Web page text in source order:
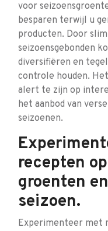
voor
besparen terwijl u
producten. Door
seizoensgebonden
diversifiëren en
controle houden.
alert te zijn op
het aanbod van
seizoenen.
recepten
groenten
seizoen.
Experimenteer met